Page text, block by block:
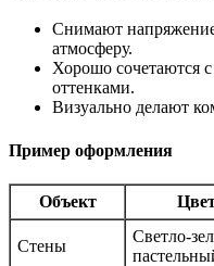
Снимают
атмосферу.
Хорошо сочетаются
оттенками.
Визуально делают
Пример оформления
Объект
Стены
Светло-